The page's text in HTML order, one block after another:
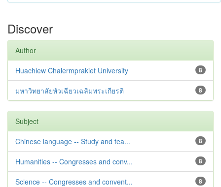
Discover
Author
8
Huachiew Chalermprakiet University
8
มหาวิทยาลัยหัวเฉียวเฉลิมพระเกียรติ
Subject
8
Chinese language -- Study and tea...
8
Humanities -- Congresses and conv...
8
Science -- Congresses and convent...